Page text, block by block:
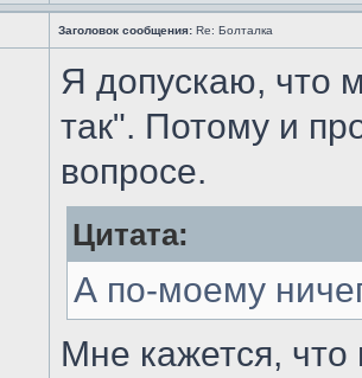
Заголовок сообщения: Re: Болталка
Я допускаю, что
так". Потому и
вопросе.
Цитата:
А по-моему
Мне кажется,